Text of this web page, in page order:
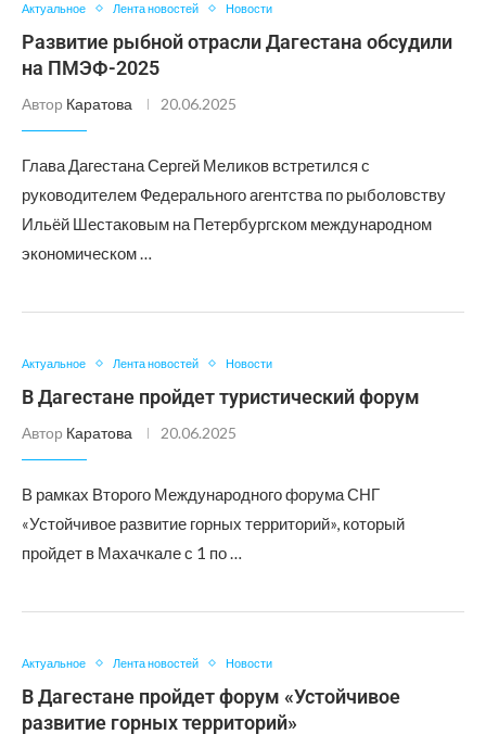
Актуальное Лента новостей Новости
Развитие рыбной отрасли Дагестана обсудили
на ПМЭФ-2025
Автор Каратова 20.06.2025
Глава Дагестана Сергей Меликов встретился с
руководителем Федерального агентства по рыболовству
Ильёй Шестаковым на Петербургском международном
экономическом …
Актуальное Лента новостей Новости
В Дагестане пройдет туристический форум
Автор Каратова 20.06.2025
В рамках Второго Международного форума СНГ
«Устойчивое развитие горных территорий», который
пройдет в Махачкале с 1 по …
Актуальное Лента новостей Новости
В Дагестане пройдет форум «Устойчивое
развитие горных территорий»